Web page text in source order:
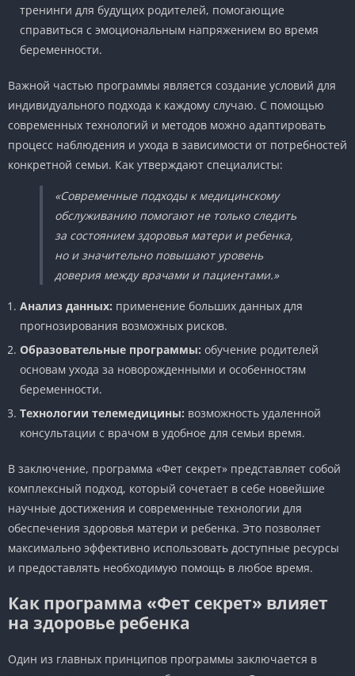
тренинги для будущих родителей, помогающие
справиться с эмоциональным напряжением во время
беременности.
Важной частью программы является создание условий для
индивидуального подхода к каждому случаю. С помощью
современных технологий и методов можно адаптировать
процесс наблюдения и ухода в зависимости от потребностей
конкретной семьи. Как утверждают специалисты:
«Современные подходы к медицинскому
обслуживанию помогают не только следить
за состоянием здоровья матери и ребенка,
но и значительно повышают уровень
доверия между врачами и пациентами.»
Анализ данных: применение больших данных для
прогнозирования возможных рисков.
Образовательные программы: обучение родителей
основам ухода за новорожденными и особенностям
беременности.
Технологии телемедицины: возможность удаленной
консультации с врачом в удобное для семьи время.
В заключение, программа «Фет секрет» представляет собой
комплексный подход, который сочетает в себе новейшие
научные достижения и современные технологии для
обеспечения здоровья матери и ребенка. Это позволяет
максимально эффективно использовать доступные ресурсы
и предоставлять необходимую помощь в любое время.
Как программа «Фет секрет» влияет
на здоровье ребенка
Один из главных принципов программы заключается в